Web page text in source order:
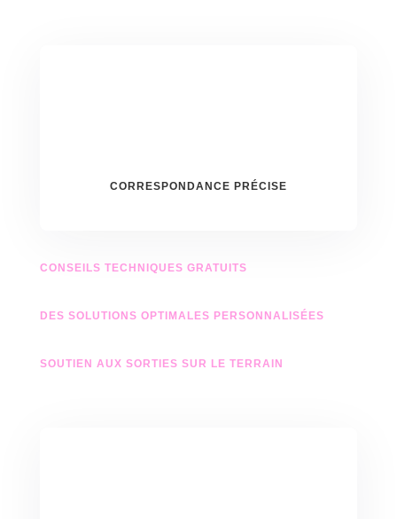
CORRESPONDANCE PRÉCISE
CONSEILS TECHNIQUES GRATUITS
DES SOLUTIONS OPTIMALES PERSONNALISÉES
SOUTIEN AUX SORTIES SUR LE TERRAIN